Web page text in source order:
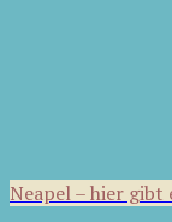
Neapel – hier gibt